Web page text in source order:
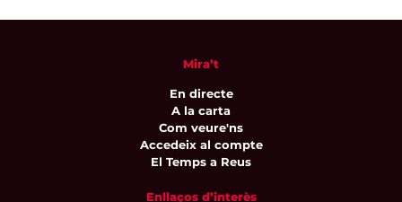
Mira’t
En directe
A la carta
Com veure'ns
Accedeix al compte
El Temps a Reus
Enllaços d’interès